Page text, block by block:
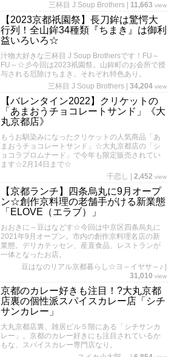
三杯目 J Soup Brothers
11,663 view
【2023京都祇園祭】長刀鉾は驚愕大
行列！全山鉾34種類『ちまき』は御利
益いろいろ☆
汁物大好きな三杯目 J Soup Brothersです！FU～
FU～☆彡今回は2023祇園祭。山鉾町のお会所で授
与される厄除けちまき。それぞれ特色あり。
三杯目 J Soup Brothers
34,204 view
【バレンタイン2022】クリケットの
「あまおうチョコレートサンド」《大
丸京都店》
もうお馴染みになったクリケットの人気商品「あ
まおうチョコレートサンド」☆大丸京都店の「シ
ョコラプロムナード」で今年も限定販売されてい
ます☆2月14日まで☆
千恋し
2,452 view
【京都ランチ】四条烏丸に9月オープ
ン☆創作京料理の老舗手がける新業態
「ELOVE（エラブ）」
おおきに～豆はなどす☆今回は中京区四条烏丸に
2021年9月オープン。市内の創作京料理名店の新
業態。デリカテッセン、産直食品、レストランが
一体となったお店。
豆はなのリアル京都暮らし☆ヨ～イヤサ～♪
31,010 view
京都のカレー好きも注目！?大丸京都
店裏の個性派スパイスカレー店「シチ
サンカレー」
大丸京都店裏、雑居ビル５階にある「シチサンカ
レー」。京都のカレー好きにも注目されているか
もな、スパイスカレー専門店なり。